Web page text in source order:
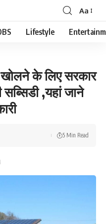
Font
Resizer
Aa
Lifestyle
के लिए सरकार
,यहां जाने
5 Min Read